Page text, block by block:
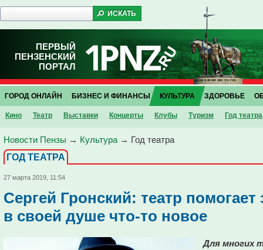
ПЕРВЫЙ
ПЕНЗЕНСКИЙ
ПОРТАЛ
ГОРОД ОНЛАЙН БИЗНЕС И ФИНАНСЫ КУЛЬТУРА
Кино Театр Выставки Концерты Клубы Туризм Год театра
ЗДОРОВЬЕ
Новости Пензы → Культура → Год театра
ГОД ТЕАТРА
27 марта 2019, 11:54
Сергей Гронский: театр
в своей душе что-то новое
Для многих